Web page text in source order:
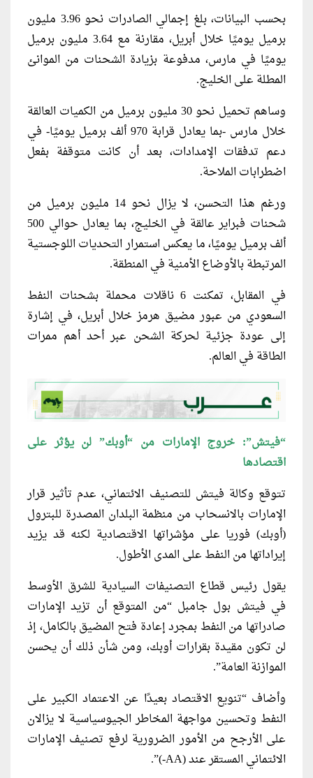
بحسب البيانات، بلغ إجمالي الصادرات نحو 3.96 مليون
برميل يوميًا خلال أبريل، مقارنة مع 3.64 مليون برميل
يوميًا في مارس، مدفوعة بزيادة الشحنات من الموانئ
المطلة على الخليج.
وساهم تحميل نحو 30 مليون برميل من الكميات العالقة
خلال مارس -بما يعادل قرابة 970 ألف برميل يوميًا- في
دعم تدفقات الإمدادات، بعد أن كانت متوقفة بفعل
اضطرابات الملاحة.
ورغم هذا التحسن، لا يزال نحو 14 مليون برميل من
شحنات فبراير عالقة في الخليج، بما يعادل حوالي 500
ألف برميل يوميًا، ما يعكس استمرار التحديات اللوجستية
المرتبطة بالأوضاع الأمنية في المنطقة.
في المقابل، تمكنت 6 ناقلات محملة بشحنات النفط
السعودي من عبور مضيق هرمز خلال أبريل، في إشارة
إلى عودة جزئية لحركة الشحن عبر أحد أهم ممرات
الطاقة في العالم.
“فيتش”: خروج الإمارات من “أوبك” لن يؤثر على
اقتصادها
تتوقع وكالة فيتش للتصنيف الائتماني، عدم تأثير قرار
الإمارات بالانسحاب من منظمة البلدان المصدرة للبترول
(أوبك) فوريا ‌على مؤشراتها الاقتصادية لكنه قد يزيد
إيراداتها من النفط على المدى الأطول.
يقول رئيس قطاع التصنيفات السيادية للشرق الأوسط
في فيتش بول جامبل “من المتوقع أن تزيد الإمارات
صادراتها من النفط ​بمجرد إعادة فتح المضيق بالكامل، إذ
لن تكون مقيدة بقرارات أوبك، ومن شأن ذلك أن يحسن
الموازنة العامة”.
وأضاف “تنويع الاقتصادبعيدًا عن الاعتماد الكبير على
النفط وتحسين ​مواجهة المخاطر ​الجيوسياسية لا يزالان
على الأرجح من الأمور الضرورية لرفع تصنيف الإمارات
الائتماني المستقر عند (AA-)”.